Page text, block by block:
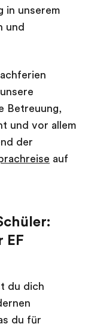
in unserem
und
Betreuung,
und vor allem
der
auf
EF
du dich
du für